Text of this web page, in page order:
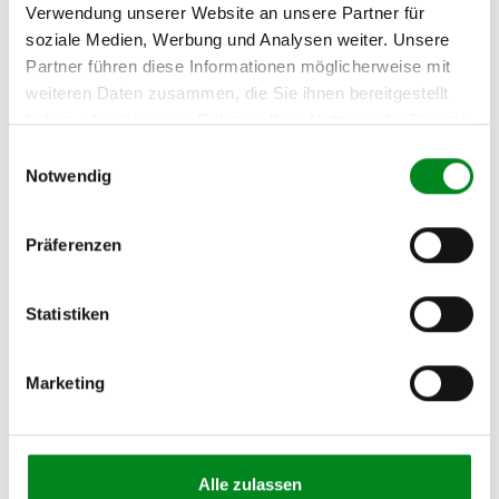
Verwendung unserer Website an unsere Partner für
soziale Medien, Werbung und Analysen weiter. Unsere
Partner führen diese Informationen möglicherweise mit
weiteren Daten zusammen, die Sie ihnen bereitgestellt
haben oder die sie im Rahmen Ihrer Nutzung der Dienste
Notwendig
Präferenzen
Statistiken
Marketing
Alle zulassen
Person
Hersteller
Unternehmensname:
Am Wasserturm 55, Coesfeld, NRW, 48653, DE
Lenkgetriebe und Servopumpen